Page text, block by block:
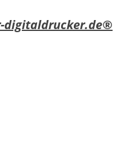
digitaldrucker.de®